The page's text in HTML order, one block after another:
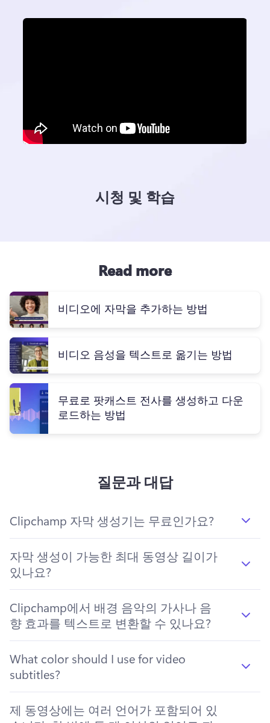
시청 및 학습
Read more
비디오에 자막을 추가하는 방법
비디오 음성을 텍스트로 옮기는 방법
무료로 팟캐스트 전사를 생성하고 다운
로드하는 방법
질문과 대답
Clipchamp 자막 생성기는 무료인가요?
자막 생성이 가능한 최대 동영상 길이가
있나요?
Clipchamp에서 배경 음악의 가사나 음
향 효과를 텍스트로 변환할 수 있나요?
What color should I use for video
subtitles?
제 동영상에는 여러 언어가 포함되어 있